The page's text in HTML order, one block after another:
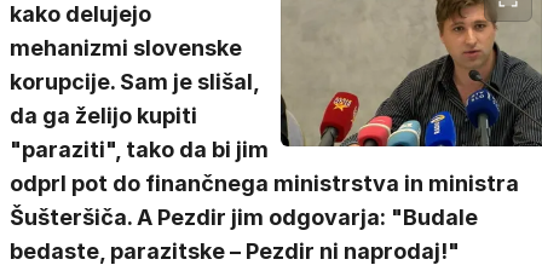
kako delujejo
mehanizmi slovenske
korupcije. Sam je slišal,
da ga želijo kupiti
"paraziti", tako da bi jim
odprl pot do finančnega ministrstva in ministra
Šušteršiča. A Pezdir jim odgovarja: "Budale
bedaste, parazitske – Pezdir ni naprodaj!"